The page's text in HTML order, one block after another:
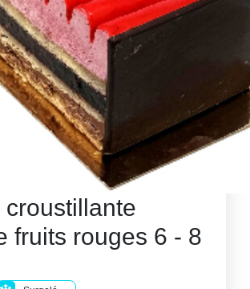
croustillante
fruits rouges 6 - 8